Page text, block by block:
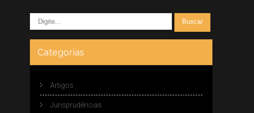
Categorias
Artigos
Jurisprudências